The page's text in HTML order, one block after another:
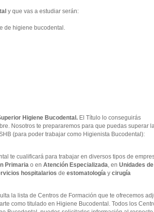
y que vas a estudiar serán:
de higiene bucodental.
Higiene Bucodental. El Título lo conseguirás
Nosotros te prepararemos para que puedas superar
(para poder trabajar como Higienista Bucodental):
te cualificará para trabajar en diversos tipos de
Primaria o en Atención Especializada , en Unidades de
hospitalarios de estomatología y cirugía
la lista de Centros de Formación que te ofrecemos
como titulado en Higiene Bucodental. Todos los